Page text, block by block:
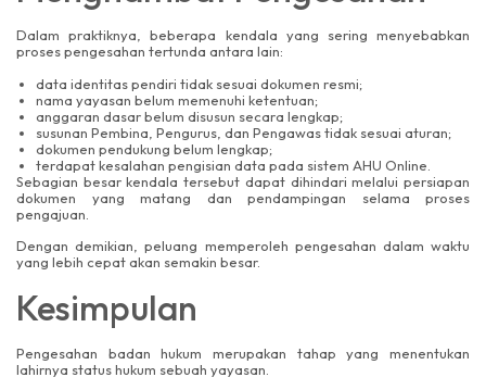
Dalam praktiknya, beberapa kendala yang sering menyebabkan
proses pengesahan tertunda antara lain:
data identitas pendiri tidak sesuai dokumen resmi;
nama yayasan belum memenuhi ketentuan;
anggaran dasar belum disusun secara lengkap;
susunan Pembina, Pengurus, dan Pengawas tidak sesuai aturan;
dokumen pendukung belum lengkap;
terdapat kesalahan pengisian data pada sistem AHU Online.
Sebagian besar kendala tersebut dapat dihindari melalui persiapan
dokumen yang matang dan pendampingan selama proses
pengajuan.
Dengan demikian, peluang memperoleh pengesahan dalam waktu
yang lebih cepat akan semakin besar.
Kesimpulan
Pengesahan badan hukum merupakan tahap yang menentukan
lahirnya status hukum sebuah yayasan.